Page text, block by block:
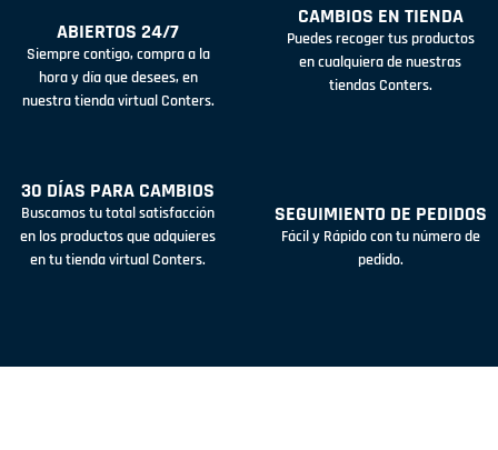
ABIERTOS 24/7
Siempre contigo, compra a la
hora y día que desees, en
nuestra tienda virtual Conters.
CAMBIOS EN TIENDA
Puedes recoger tus productos
en cualquiera de nuestras
tiendas Conters.
30 DÍAS PARA CAMBIOS
Buscamos tu total satisfacción
en los productos que adquieres
en tu tienda virtual Conters.
SEGUIMIENTO DE PEDIDOS
Fácil y Rápido con tu número de
pedido.